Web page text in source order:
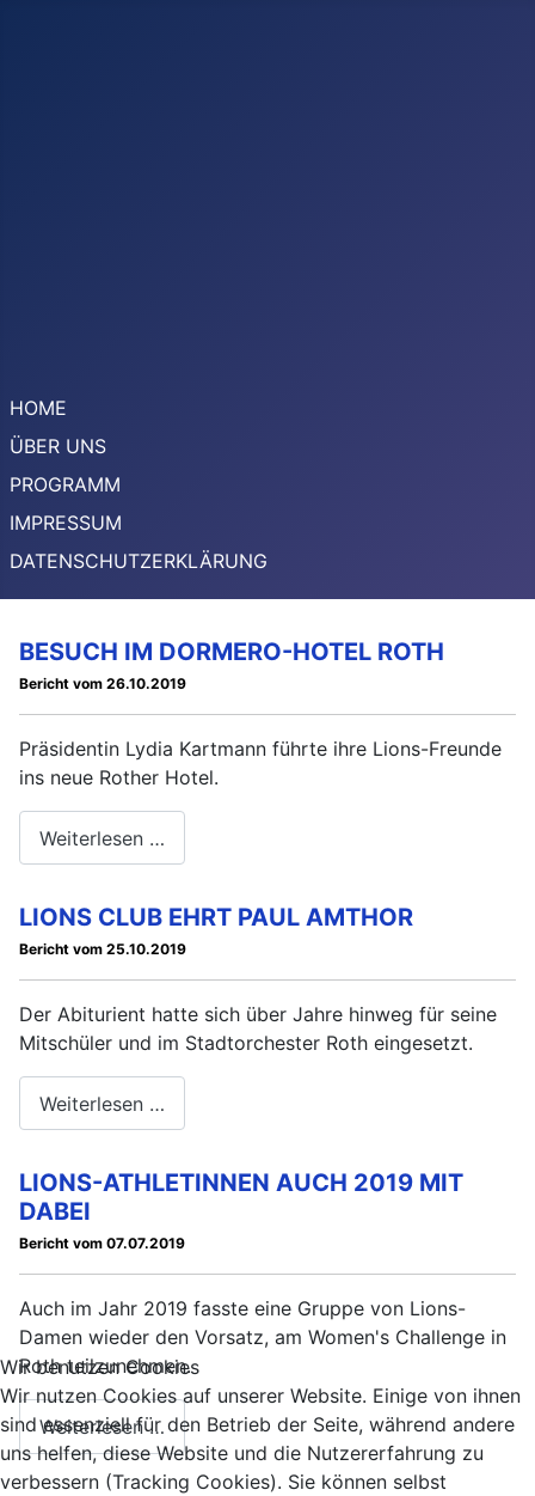
HOME
ÜBER UNS
PROGRAMM
IMPRESSUM
DATENSCHUTZERKLÄRUNG
BESUCH IM DORMERO-HOTEL ROTH
Bericht vom 26.10.2019
Präsidentin Lydia Kartmann führte ihre Lions-Freunde
ins neue Rother Hotel.
Weiterlesen …
LIONS CLUB EHRT PAUL AMTHOR
Bericht vom 25.10.2019
Der Abiturient hatte sich über Jahre hinweg für seine
Mitschüler und im Stadtorchester Roth eingesetzt.
Weiterlesen …
LIONS-ATHLETINNEN AUCH 2019 MIT
DABEI
Bericht vom 07.07.2019
Auch im Jahr 2019 fasste eine Gruppe von Lions-
Damen wieder den Vorsatz, am Women's Challenge in
Roth teilzunehmen.
Weiterlesen …
Wir benutzen Cookies
Wir nutzen Cookies auf unserer Website. Einige von ihnen
sind essenziell für den Betrieb der Seite, während andere
uns helfen, diese Website und die Nutzererfahrung zu
verbessern (Tracking Cookies). Sie können selbst